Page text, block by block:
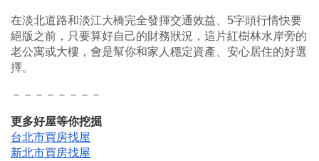
在淡北道路和淡江大橋完全發揮交通效益、5字頭行情快要
絕版之前，只要算好自己的財務狀況，這片紅樹林水岸旁的
老公寓或大樓，會是幫你和家人穩定資產、安心居住的好選
擇。
－－－－－－－－
更多好屋等你挖掘
台北市買房找屋
新北市買房找屋